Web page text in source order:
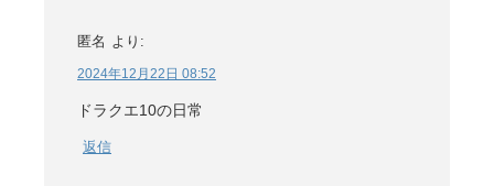
匿名 より:
2024年12月22日 08:52
ドラクエ10の日常
返信